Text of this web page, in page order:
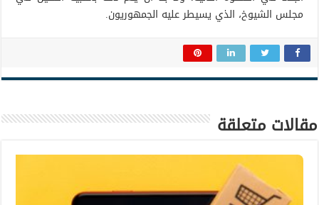
مجلس الشيوخ، الذي يسيطر عليه الجمهوريون.
مقالات متعلقة